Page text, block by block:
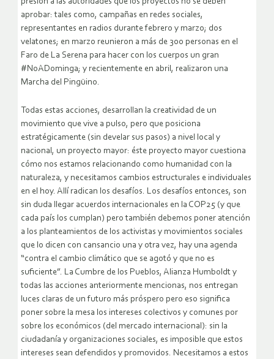
aprobar: tales como, campañas en redes sociales,
representantes en radios durante febrero y marzo; dos
velatones; en marzo reunieron a más de 300 personas en el
Faro de La Serena para hacer con los cuerpos un gran
#NoADominga; y recientemente en abril, realizaron una
Marcha del Pingüino.
Todas estas acciones, desarrollan la creatividad de un
movimiento que vive a pulso, pero que posiciona
estratégicamente (sin develar sus pasos) a nivel local y
nacional, un proyecto mayor: éste proyecto mayor cuestiona
cómo nos estamos relacionando como humanidad con la
naturaleza, y necesitamos cambios estructurales e individuales
en el hoy. Allí radican los desafíos. Los desafíos entonces, son
sin duda llegar acuerdos internacionales en la COP25 (y que
cada país los cumplan) pero también debemos poner atención
a los planteamientos de los activistas y movimientos sociales
que lo dicen con cansancio una y otra vez, hay una agenda
“contra el cambio climático que se agotó y que no es
suficiente”. La Cumbre de los Pueblos, Alianza Humboldt y
todas las acciones anteriormente mencionas, nos entregan
luces claras de un futuro más próspero pero eso significa
poner sobre la mesa los intereses colectivos y comunes por
sobre los económicos (del mercado internacional): sin la
ciudadanía y organizaciones sociales, es imposible que estos
intereses sean defendidos y promovidos. Necesitamos a estos